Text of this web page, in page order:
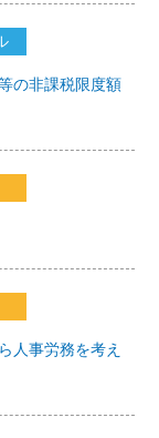
の非課税限度額
人事労務を考え